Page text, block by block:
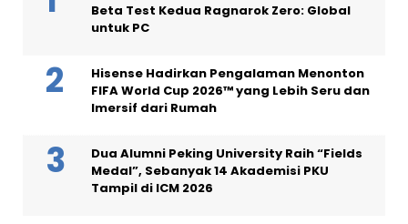
Beta Test Kedua Ragnarok Zero: Global
untuk PC
Hisense Hadirkan Pengalaman Menonton
FIFA World Cup 2026™ yang Lebih Seru dan
Imersif dari Rumah
Dua Alumni Peking University Raih “Fields
Medal”, Sebanyak 14 Akademisi PKU
Tampil di ICM 2026